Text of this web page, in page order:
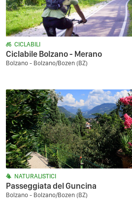
CICLABILI
Ciclabile Bolzano - Merano
Bolzano - Bolzano/Bozen (BZ)
NATURALISTICI
Passeggiata del Guncina
Bolzano - Bolzano/Bozen (BZ)